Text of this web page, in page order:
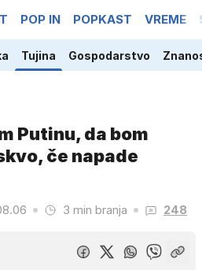
POP IN POPKAST VREME
Tujina Gospodarstvo
Putinu, da bom
če napade
3 min branja 248